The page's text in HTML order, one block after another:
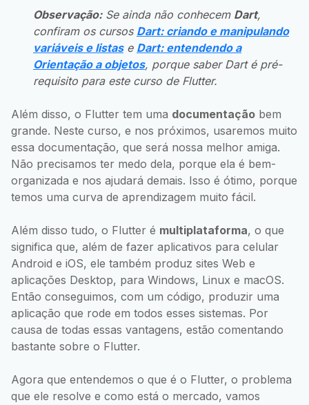
Observação:Se ainda não conhecem Dart,
confiram os cursos Dart: criando e manipulando
variáveis e listase Dart: entendendo a
Orientação a objetos, porque saber Dart é pré-
requisito para este curso de Flutter.
Além disso, o Flutter tem uma documentação bem
grande. Neste curso, e nos próximos, usaremos muito
essa documentação, que será nossa melhor amiga.
Não precisamos ter medo dela, porque ela é bem-
organizada e nos ajudará demais. Isso é ótimo, porque
temos uma curva de aprendizagem muito fácil.
Além disso tudo, o Flutter é multiplataforma, o que
significa que, além de fazer aplicativos para celular
Android e iOS, ele também produz sites Web e
aplicações Desktop, para Windows, Linux e macOS.
Então conseguimos, com um código, produzir uma
aplicação que rode em todos esses sistemas. Por
causa de todas essas vantagens, estão comentando
bastante sobre o Flutter.
Agora que entendemos o que é o Flutter, o problema
que ele resolve e como está o mercado, vamos